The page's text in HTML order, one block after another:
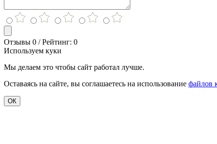
Отзывы 0 / Рейтинг: 0
Используем куки
Мы делаем это чтобы сайт работал лучше.
Оставаясь на сайте, вы соглашаетесь на использование файлов
ОК